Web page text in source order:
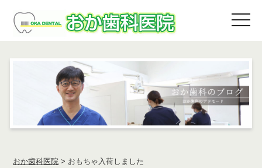
おか歯科医院 > おもちゃ入荷しました